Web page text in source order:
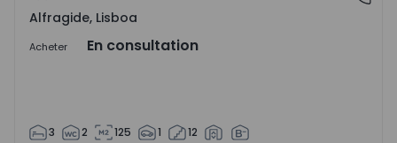
Alfragide, Lisboa
Acheter En consultation
3 2 125 1 12